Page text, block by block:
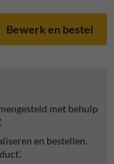
met behulp
en bestellen.
Bewerk en bestel